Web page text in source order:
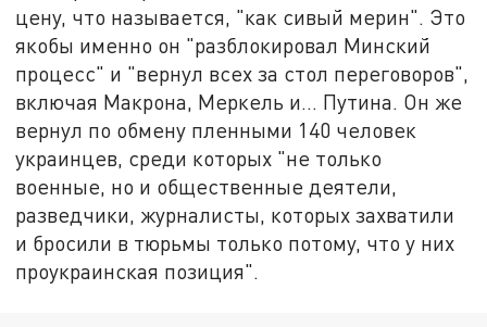
цену, что называется, "как сивый мерин". Это
якобы именно он "разблокировал Минский
процесс" и "вернул всех за стол переговоров",
включая Макрона, Меркель и… Путина. Он же
вернул по обмену пленными 140 человек
украинцев, среди которых "не только
военные, но и общественные деятели,
разведчики, журналисты, которых захватили
и бросили в тюрьмы только потому, что у них
проукраинская позиция".